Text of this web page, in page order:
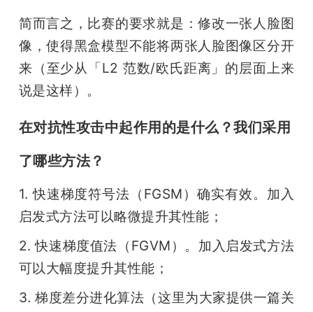
简而言之，比赛的要求就是：修改一张人脸图
像，使得黑盒模型不能将两张人脸图像区分开
来（至少从「L2 范数/欧氏距离」的层面上来
说是这样）。
在对抗性攻击中起作用的是什么？我们采用
了哪些方法？
1. 快速梯度符号法（FGSM）确实有效。加入
启发式方法可以略微提升其性能；
2. 快速梯度值法（FGVM）。加入启发式方法
可以大幅度提升其性能；
3. 梯度差分进化算法（这里为大家提供一篇关